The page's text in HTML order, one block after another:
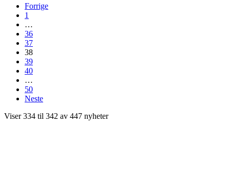
Forrige
1
…
36
37
38
39
40
…
50
Neste
Viser 334 til 342 av 447 nyheter